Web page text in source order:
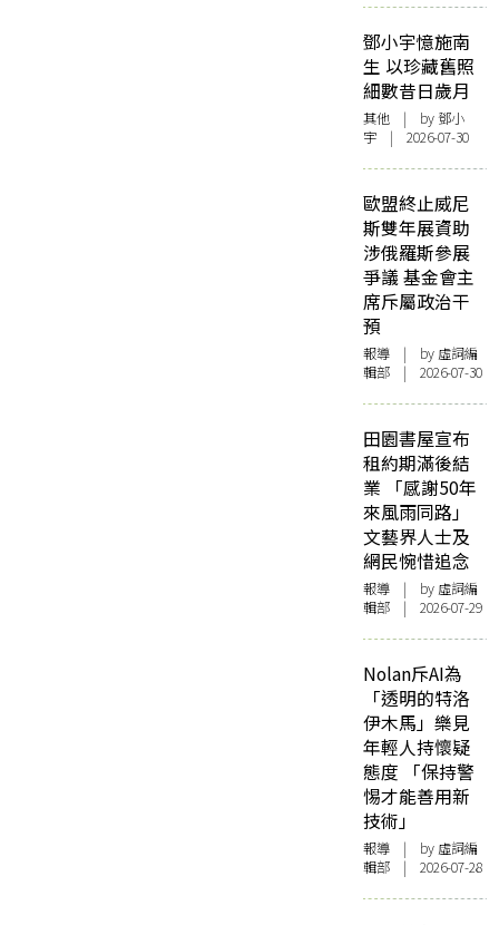
鄧小宇憶施南
生 以珍藏舊照
細數昔日歲月
其他 | by 鄧小
宇 | 2026-07-30
歐盟終止威尼
斯雙年展資助
涉俄羅斯參展
爭議 基金會主
席斥屬政治干
預
報導 | by 虛詞編
輯部 | 2026-07-30
田園書屋宣布
租約期滿後結
業 「感謝50年
來風雨同路」
文藝界人士及
網民惋惜追念
報導 | by 虛詞編
輯部 | 2026-07-29
Nolan斥AI為
「透明的特洛
伊木馬」樂見
年輕人持懷疑
態度 「保持警
惕才能善用新
技術」
報導 | by 虛詞編
輯部 | 2026-07-28